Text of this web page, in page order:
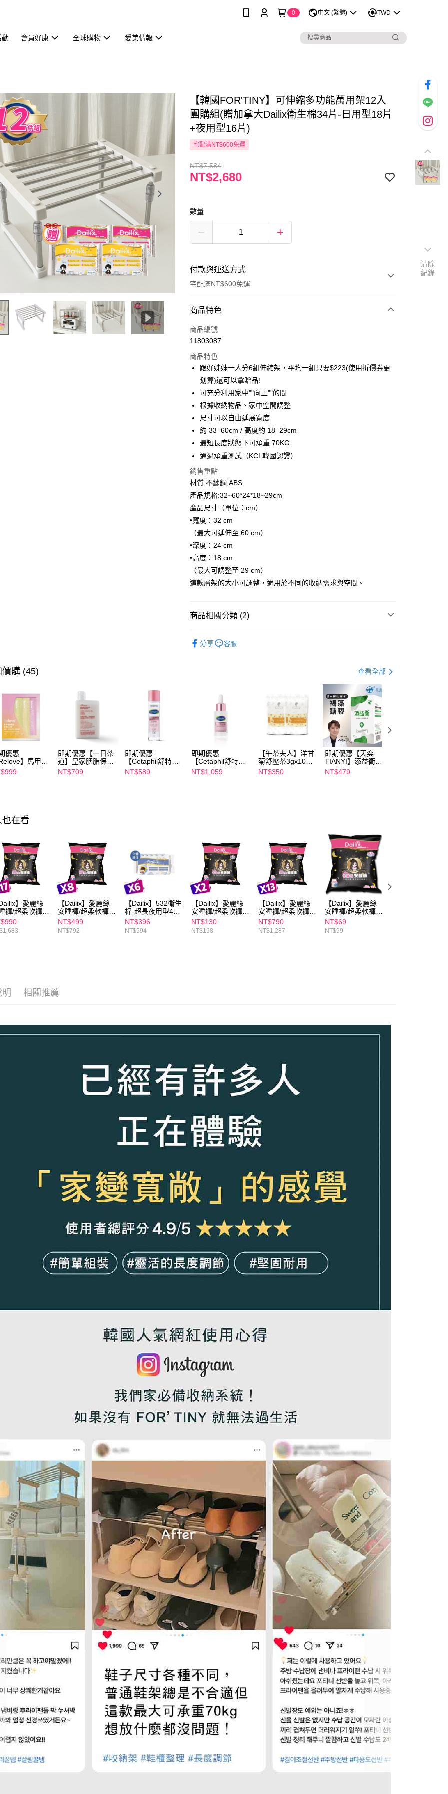
0 中文 (繁體) TWD
動 會員好康 全球購物 愛美情報
【韓國FOR'TINY】可伸縮多功能萬用架12入
團購組(贈加拿大Dailix衛生棉34片-日用型18片
+夜用型16片)
宅配滿NT$600免運
NT$7,584
NT$2,680
數量
付款與運送方式
宅配滿NT$600免運
付款方式
信用卡一次付款
Apple Pay
街口支付
悠遊付
Google Pay
全盈+PAY
AFTEE先享後付
相關說明
【關於「AFTEE先享後付」】
AFTEE先享後付是「在收到商品之後才付款」的支付方式。 讓您購物簡單
便利好安心！
１．簡單：不需註冊會員、不需綁卡、不需儲值。
２．便利：只要手機號碼，簡訊認證，即可結帳。
３．安心：先確認商品／服務後，再付款。
【「AFTEE先享後付」結帳流程】
付」結帳頁面，進行簡訊認證並確認金額後，即可完成結帳。
２．訂單成立數日內，您將收到繳費通知簡訊。
３．收到繳費通知簡訊後14天內，點擊此簡訊中的連結，可透過四大超商
／ATM／網路銀行／等多元方式進行付款，方視為交易完成。
先享後付繳納相關費用。
付客戶支援中心」
１．透過由恩沛科技股份有限公司提供之「AFTEE先享後付」服務完成之
２．關於個人資料處理事宜，請瀏覽以下網址：
https://aftee.tw/terms/#terms3
３．未成年的使用者請事先徵得法定代理人或監護人之同意方可使用
「AFTEE先享後付」，若未經同意申辦者引起之損失，本公司不負相關責
４．使用「AFTEE先享後付」時，將依據個別帳號之用戶狀況，依本公司
即時審查核予不同之上限額度；若仍有額度不足之情形，本公司將視審查
結果請求用戶進行身份認證。
５．嚴禁一人註冊多個帳號或使用他人資訊註冊。若發現惡意使用之情
形，恩沛科技股份有限公司將有權停止該用戶之使用額度並採取法律行
ATM付款
運送方式
宅配
每筆NT$100，滿NT$600(含以上)免運費
離島配送
每筆NT$150，滿NT$1,500(含以上)免運費
商品特色
商品編號
11803087
商品特色
跟好姊妹一人分6組伸縮架，平均一組只要$223(使用折價券更
划算)還可以拿贈品!
可充分利用家中""向上""的間
根據收納物品、家中空間調整
尺寸可以自由延展寬度
約 33–60cm / 高度約 18–29cm
最短長度狀態下可承重 70KG
通過承重測試（KCL韓國認證）
銷售重點
材質:不鏽鋼,ABS
產品規格:32~60*24*18~29cm
產品尺寸（單位：cm）
•寬度：32 cm
（最大可延伸至 60 cm）
•深度：24 cm
•高度：18 cm
（最大可調整至 29 cm）
這款層架的大小可調整，適用於不同的收納需求與空間。
商品相關分類 (2)
分享 客服
價購 (45) 查看全部
優惠
】馬甲纖
24包/盒-綜合
(效期2027-
即期優惠【一日茶
道】皇家胭脂保濕
沐浴乳600ml 效期
2027/2/19
NT$709
即期優惠
【Cetaphil舒特
膚】BHR淨白煥新
化妝水 150mL 效
NT$589
即期優惠
【Cetaphil舒特
膚】BHR淨白無暇
精華液 30ml 效期
NT$1,059
【午茶夫人】洋甘
菊舒壓茶3gx10入/
包 x2
NT$350
即期優惠【天奕
TIANYI】添益衛
(30粒/盒) 日本專
利JSF-1®褐藻醣
NT$479
也在看
】愛麗絲
褲/超柔軟褲型
棉17件組(34
XL
【Dailix】愛麗絲
安睡褲/超柔軟褲型
衛生棉8件組(16
入)M-XL
NT$499
NT$792
【Dailix】532衛生
棉-超長夜用型41
公分6片(立體型)x6
NT$396
NT$594
【Dailix】愛麗絲
安睡褲/超柔軟褲型
衛生棉M-XL(2入)
x2
NT$130
NT$198
【Dailix】愛麗絲
安睡褲/超柔軟褲型
衛生棉M-XL(2入)
x13
NT$790
NT$1,287
【Dailix】愛麗絲
安睡褲/超柔軟褲型
衛生棉M-XL(2入)
NT$69
NT$99
明 相關推薦
清除
紀錄